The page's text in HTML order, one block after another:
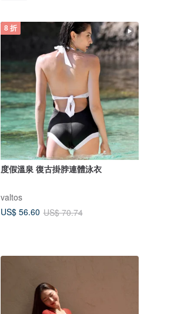
8 折
度假溫泉 復古掛脖連體泳衣
valtos
US$ 56.60 US$ 70.74